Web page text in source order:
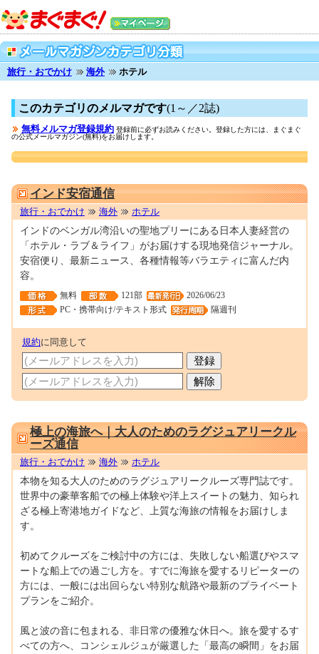
旅行・おでかけ 海外 ホテル
このカテゴリのメルマガです(1～／2誌)
無料メルマガ登録規約 登録前に必ずお読みください。登録した方には、まぐまぐ
の公式メールマガジン(無料)をお届けします。
インド安宿通信
旅行・おでかけ 海外 ホテル
インドのベンガル湾沿いの聖地プリーにある日本人妻経営の
「ホテル・ラブ＆ライフ」がお届けする現地発信ジャーナル。
安宿便り、最新ニュース、各種情報等バラエティに富んだ内
容。
無料 121部
2026/06/23
PC・携帯向け/テキスト形式
隔週刊
規約に同意して
極上の海旅へ｜大人のためのラグジュアリークル
ーズ通信
旅行・おでかけ 海外 ホテル
本物を知る大人のためのラグジュアリークルーズ専門誌です。
世界中の豪華客船での極上体験や洋上スイートの魅力、知られ
ざる極上寄港地ガイドなど、上質な海旅の情報をお届けしま
す。
初めてクルーズをご検討中の方には、失敗しない船選びやスマ
ートな船上での過ごし方を。すでに海旅を愛するリピーターの
方には、一般には出回らない特別な航路や最新のプライベート
プランをご紹介。
風と波の音に包まれる、非日常の優雅な休日へ。旅を愛するす
べての方へ、コンシェルジュが厳選した「最高の瞬間」をお届